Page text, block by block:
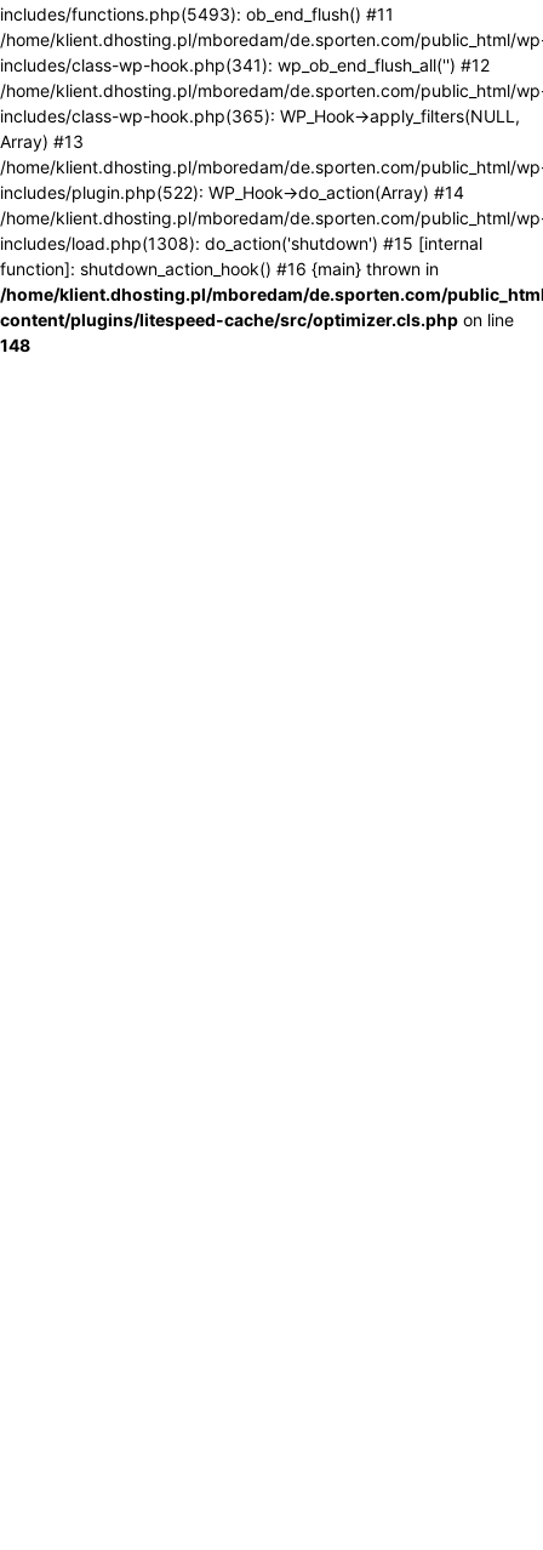
includes/functions.php(5493): ob_end_flush() #11
/home/klient.dhosting.pl/mboredam/de.sporten.com/public_html/
includes/class-wp-hook.php(341): wp_ob_end_flush_all('') #12
/home/klient.dhosting.pl/mboredam/de.sporten.com/public_html/
includes/class-wp-hook.php(365): WP_Hook->apply_filters(NULL,
Array) #13
/home/klient.dhosting.pl/mboredam/de.sporten.com/public_html/
includes/plugin.php(522): WP_Hook->do_action(Array) #14
/home/klient.dhosting.pl/mboredam/de.sporten.com/public_html/
includes/load.php(1308): do_action('shutdown') #15 [internal
function]: shutdown_action_hook() #16 {main} thrown in
/home/klient.dhosting.pl/mboredam/de.sporten.com/
content/plugins/litespeed-cache/src/optimizer.cls.php on line
148